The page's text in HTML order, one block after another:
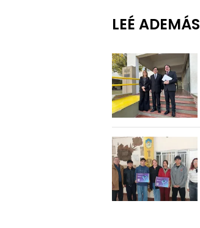
LEÉ ADEMÁS